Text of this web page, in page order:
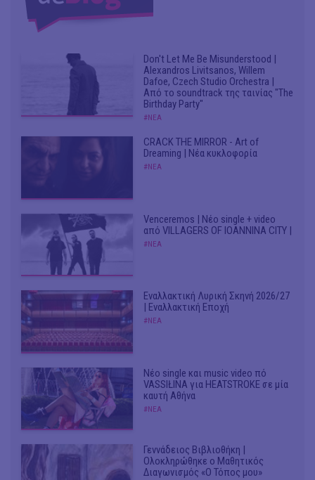
Don't Let Me Be Misunderstood |
Alexandros Livitsanos, Willem
Dafoe, Czech Studio Orchestra |
Από το soundtrack της ταινίας "The
Birthday Party"
#ΝΕΑ
CRACK THE MIRROR - Art of
Dreaming | Νέα κυκλοφορία
#ΝΕΑ
Venceremos | Νέο single + video
από VILLAGERS OF IOANNINA CITY |
#ΝΕΑ
Εναλλακτική Λυρική Σκηνή 2026/27
| Εναλλακτική Εποχή
#ΝΕΑ
Νέο single και music video πό
VASSIŁINA για HEATSTROKE σε μία
καυτή Αθήνα
#ΝΕΑ
Γεννάδειος Βιβλιοθήκη |
Ολοκληρώθηκε ο Μαθητικός
Διαγωνισμός «Ο Τόπος μου»